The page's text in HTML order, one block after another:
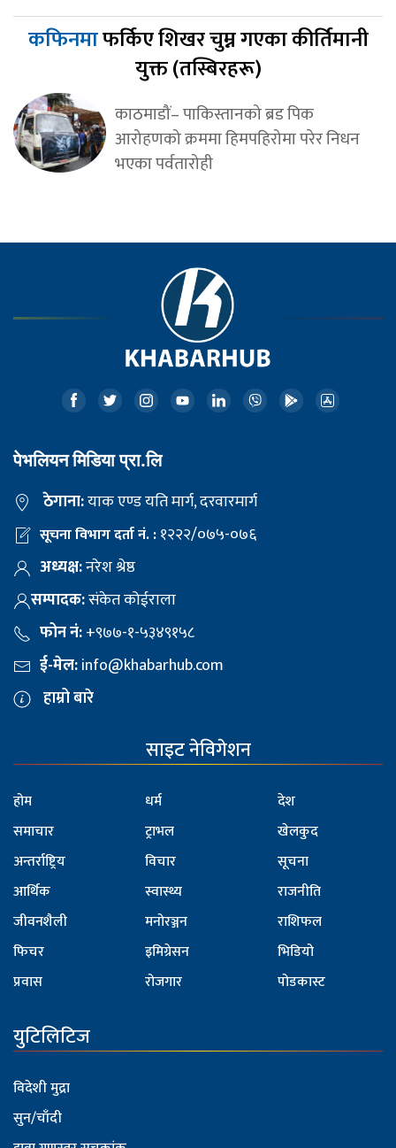
कफिनमाफर्किए शिखर चुम्न गएका कीर्तिमानी
युक्त (तस्बिरहरू)
काठमाडौं– पाकिस्तानको ब्रड पिक
आरोहणको क्रममा हिमपहिरोमा परेर निधन
भएका पर्वतारोही
पेभलियन मिडिया प्रा.लि
ठेगाना:याक एण्ड यति मार्ग, दरवारमार्ग
सूचना विभाग दर्ता नं. :१२२२/०७५-०७६
अध्यक्ष:नरेश श्रेष्ठ
सम्पादक:संकेत कोईराला
फोन नं:+९७७-१-५३४९१५८
ई-मेल:info@khabarhub.com
हाम्रो बारे
साइट नेविगेशन
होम
समाचार
अन्तर्राष्ट्रिय
आर्थिक
जीवनशैली
फिचर
प्रवास
धर्म
ट्राभल
विचार
स्वास्थ्य
मनोरञ्जन
इमिग्रेसन
रोजगार
देश
खेलकुद
सूचना
राजनीति
राशिफल
भिडियो
पोडकास्ट
युटिलिटिज
विदेशी मुद्रा
सुन/चाँदी